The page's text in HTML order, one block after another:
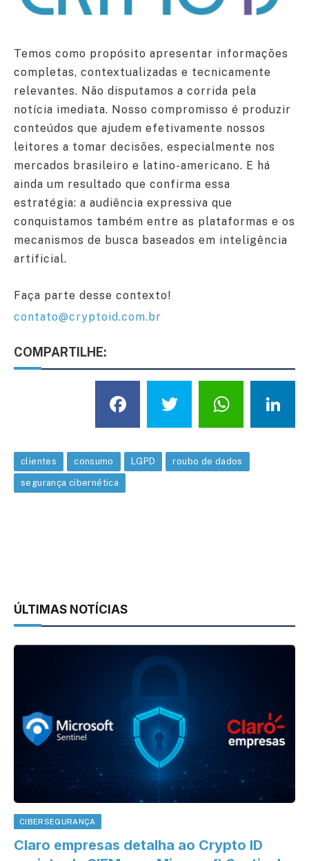
Temos como propósito apresentar informações
completas, contextualizadas e tecnicamente
relevantes. Não disputamos a corrida pela
notícia imediata. Nosso compromisso é produzir
conteúdos que ajudem efetivamente nossos
leitores a tomar decisões, especialmente nos
mercados brasileiro e latino-americano. E há
ainda um resultado que confirma essa
estratégia: a audiência expressiva que
conquistamos também entre as plataformas e os
mecanismos de busca baseados em inteligência
artificial.
Faça parte desse contexto!
contato@cryptoid.com.br
COMPARTILHE:
Facebook
Twitter
clientes consumo LGPD roubo de dados
segurança cibernética
ÚLTIMAS NOTÍCIAS
CIBERSEGURANÇA
Claro empresas detalha ao Crypto ID